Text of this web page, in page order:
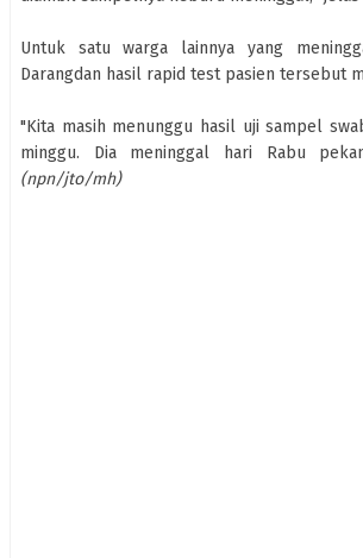
Untuk satu warga lainnya yang
Darangdan hasil rapid test pasien tersebut
"Kita masih menunggu hasil uji sampel
minggu. Dia meninggal hari Rabu
(npn/jto/mh)